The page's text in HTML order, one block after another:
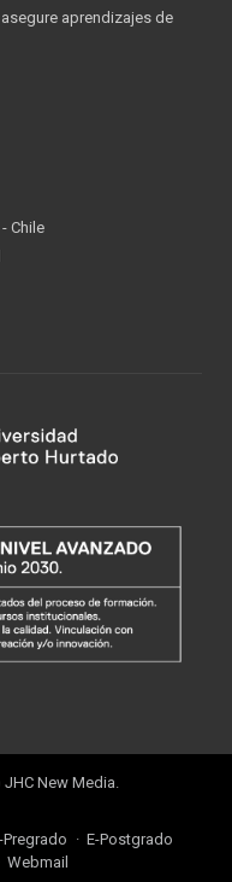
aprendizajes de
Chile
JHC New Media
Pregrado
E-Postgrado
Webmail